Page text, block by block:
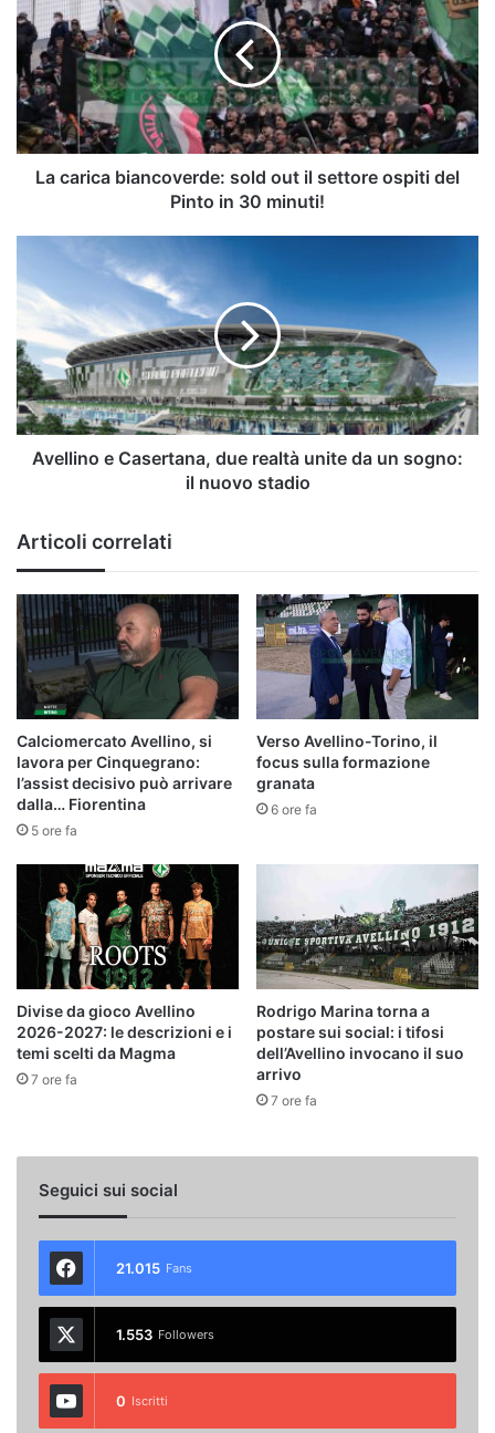
biancoverde:
sold
out
il
settore
ospiti
del
PintoLa carica biancoverde: sold out il settore ospiti del
Pinto in 30 minuti!
Casertana,
due
realtà
unite
da
un
sogno:
Avellino e Casertana, due realtà unite da un sogno:
il nuovo stadio
Articoli correlati
Calciomercato Avellino, si
lavora per Cinquegrano:
l’assist decisivo può arrivare
dalla… Fiorentina
5 ore fa
Verso Avellino-Torino, il
focus sulla formazione
granata
6 ore fa
Divise da gioco Avellino
2026-2027: le descrizioni e i
temi scelti da Magma
7 ore fa
Rodrigo Marina torna a
postare sui social: i tifosi
dell’Avellino invocano il suo
arrivo
7 ore fa
Seguici sui social
21.015 Fans
1.553 Followers
0 Iscritti